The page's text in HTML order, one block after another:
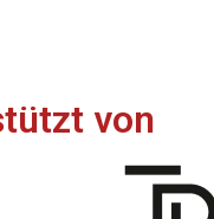
von